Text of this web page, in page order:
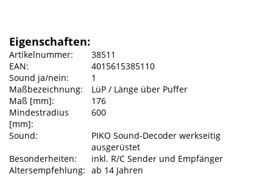
Eigenschaften:
Artikelnummer:
38511
EAN:
4015615385110
Sound ja/nein:
1
Maßbezeichnung:
LüP / Länge über Puffer
Maß [mm]:
176
Mindestradius
[mm]:
600
Sound:
PIKO Sound-Decoder werkseitig
ausgerüstet
Besonderheiten:
inkl. R/C Sender und Empfänger
Altersempfehlung: ab 14 Jahren